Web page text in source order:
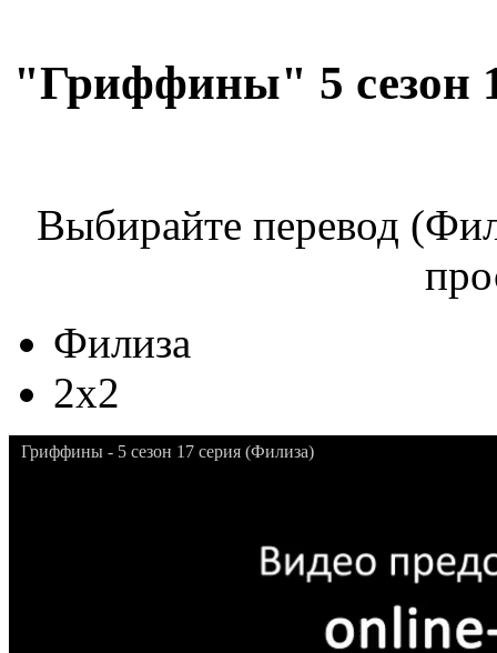
"Гриффины" 5 сезон
Выбирайте перевод
Филиза
2x2
Гриффины - 5 сезон 17 серия (Филиза)